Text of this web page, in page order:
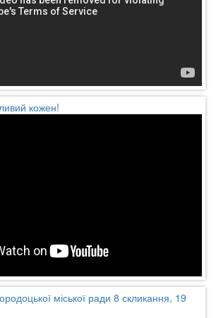
кожен!
міської ради 8 скликання, 19